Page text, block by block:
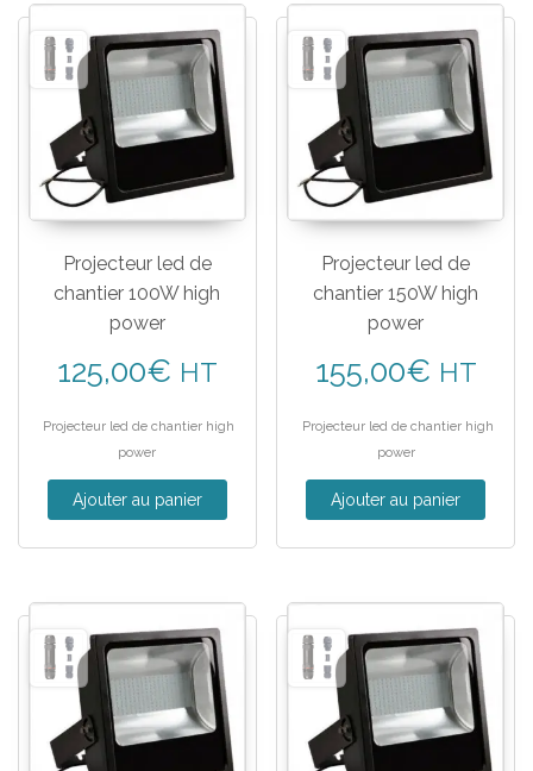
Projecteur led de
chantier 100W high
power
125,00€ HT
Projecteur led de chantier high
power
Ajouter au panier
Projecteur led de
chantier 150W high
power
155,00€ HT
Projecteur led de chantier high
power
Ajouter au panier